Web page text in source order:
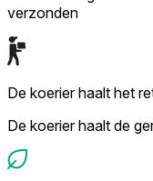
verzonden
De koerier haalt het
De koerier haalt de